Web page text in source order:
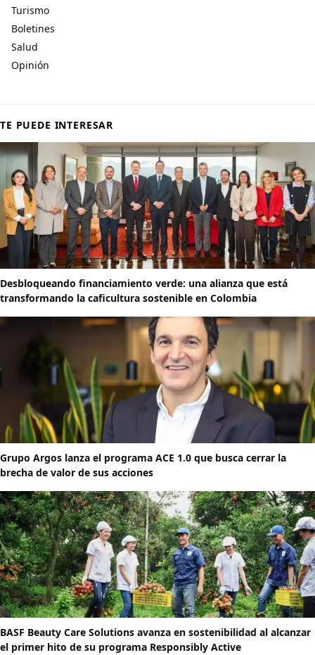
Turismo
Boletines
Salud
Opinión
TE PUEDE INTERESAR
Desbloqueando financiamiento verde: una alianza que está
transformando la caficultura sostenible en Colombia
Grupo Argos lanza el programa ACE 1.0 que busca cerrar la
brecha de valor de sus acciones
BASF Beauty Care Solutions avanza en sostenibilidad al alcanzar
el primer hito de su programa Responsibly Active